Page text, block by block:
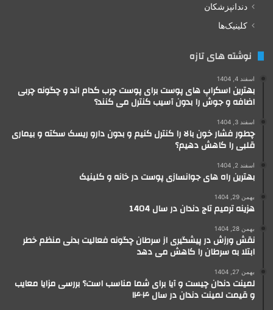
دندانپزشکان
کلینیک‌ها
نوشته های تازه
اسفند 4, 1404
بهترین اسکراپ های پوست برای پوست چرب کدام اند و چگونه چربی
اضافه و جوش را بدون آسیب کنترل می کنند؟
اسفند 3, 1404
چطور فشار خون بالا را کنترل کنیم و بدون دارو ریسک سکته و بیماری
قلبی را کاهش دهیم؟
اسفند 2, 1404
بهترین راه های جوانسازی پوست در خانه و کلینیک
بهمن 29, 1404
هزینه ترمیم تاج دندان در سال 1404
بهمن 28, 1404
نقش ورزش در پیشگیری از سرطان چگونه فعالیت بدنی منظم خطر
ابتلا به سرطان را کاهش می دهد
بهمن 27, 1404
لمینت دندان چیست و آیا برای شما مناسب است؟ بررسی مزایا معایب
و قیمت لمینت دندان در سال ۱۴۰۴